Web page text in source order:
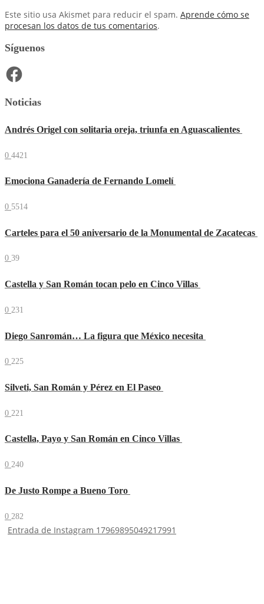
Este sitio usa Akismet para reducir el spam. Aprende cómo se
procesan los datos de tus comentarios.
Síguenos
Facebook
Noticias
Andrés Origel con solitaria oreja, triunfa en Aguascalientes
0 4421
Emociona Ganadería de Fernando Lomelí
0 5514
Carteles para el 50 aniversario de la Monumental de Zacatecas
0 39
Castella y San Román tocan pelo en Cinco Villas
0 231
Diego Sanromán… La figura que México necesita
0 225
Silveti, San Román y Pérez en El Paseo
0 221
Castella, Payo y San Román en Cinco Villas
0 240
De Justo Rompe a Bueno Toro
0 282
Entrada de Instagram 17969895049217991